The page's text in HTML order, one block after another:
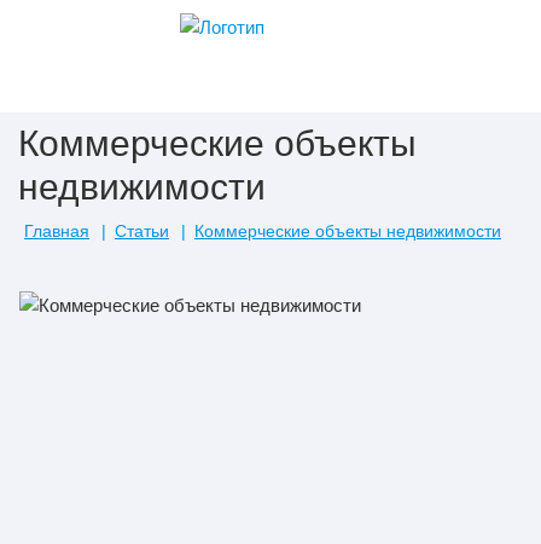
Коммерческие объекты
недвижимости
Главная Статьи Коммерческие объекты недвижимости